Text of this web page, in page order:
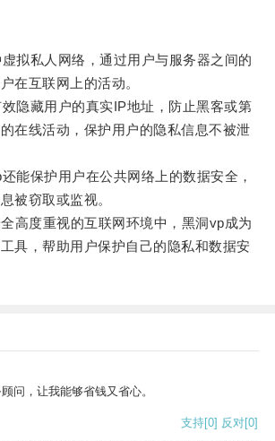
私人网络，通过用户与服务器之间的
在互联网上的活动。
藏用户的真实IP地址，防止黑客或第
在线活动，保护用户的隐私信息不被泄
保护用户在公共网络上的数据安全，
被窃取或监视。
度重视的互联网环境中，黑洞vp成为
具，帮助用户保护自己的隐私和数据安
问，让我能够省钱又省心。
支持[0] 反对[0]